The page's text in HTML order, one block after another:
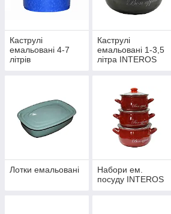
Каструлі
емальовані 4-7
літрів
Каструлі
емальовані 1-3,5
літра INTEROS
Лотки емальовані
Набори ем.
посуду INTEROS